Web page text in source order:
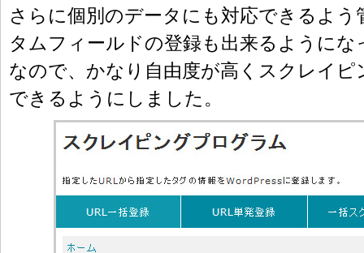
さらに個別のデータにも対応できるよう
タムフィールドの登録も出来るようにな
なので、かなり自由度が高くスクレイピ
できるようにしました。